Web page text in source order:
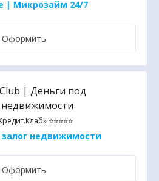
| Микрозайм 24/7
Оформить
⭐⭐⭐⭐⭐
недвижимости
Оформить